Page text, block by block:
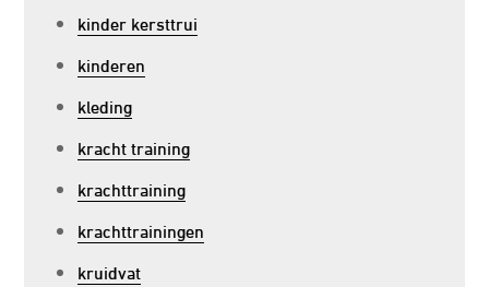
kinder kersttrui
kinderen
kleding
kracht training
krachttraining
krachttrainingen
kruidvat